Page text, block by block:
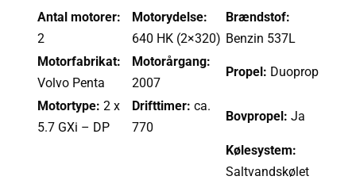
Antal motorer:
2
Motorydelse:
640 HK (2×320)
Brændstof:
Benzin 537L
Motorfabrikat:
Volvo Penta
Motorårgang:
2007
Propel: Duoprop
Motortype: 2 x
5.7 GXi – DP
Drifttimer: ca.
770
Bovpropel: Ja
Kølesystem:
Saltvandskølet